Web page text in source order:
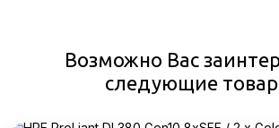
Возможно Вас
следующие